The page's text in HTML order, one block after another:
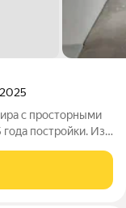
с просторными
поcтройки. Из
пасcажиpcких и